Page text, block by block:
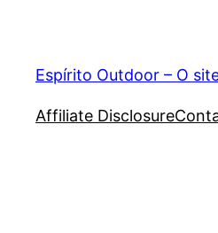
Espírito Outdoor – O
Affiliate Disclosure